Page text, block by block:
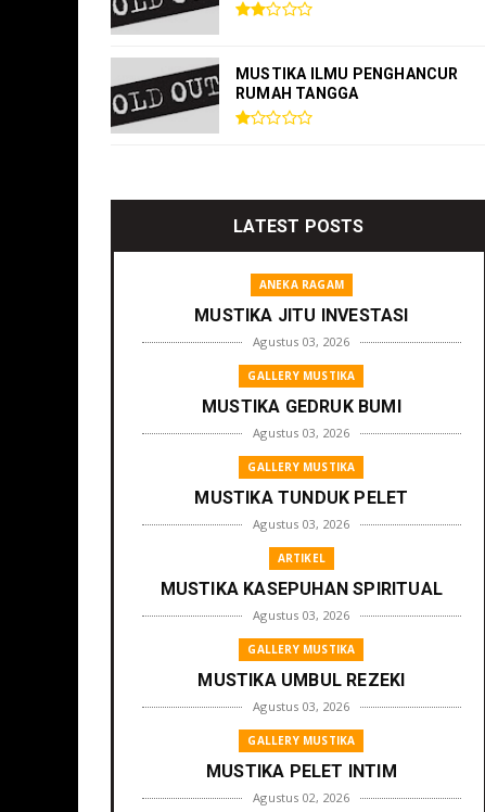
MUSTIKA ILMU PENGHANCUR
RUMAH TANGGA
LATEST POSTS
ANEKA RAGAM
MUSTIKA JITU INVESTASI
Agustus 03, 2026
GALLERY MUSTIKA
MUSTIKA GEDRUK BUMI
Agustus 03, 2026
GALLERY MUSTIKA
MUSTIKA TUNDUK PELET
Agustus 03, 2026
ARTIKEL
MUSTIKA KASEPUHAN SPIRITUAL
Agustus 03, 2026
GALLERY MUSTIKA
MUSTIKA UMBUL REZEKI
Agustus 03, 2026
GALLERY MUSTIKA
MUSTIKA PELET INTIM
Agustus 02, 2026